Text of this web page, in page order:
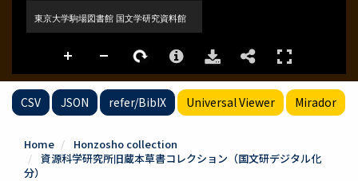
CSV JSON refer/BibIX Universal Viewer Mirador
Home
Honzosho collection
資源科学研究所旧蔵本草書コレクション（国文研デジタル化
分）